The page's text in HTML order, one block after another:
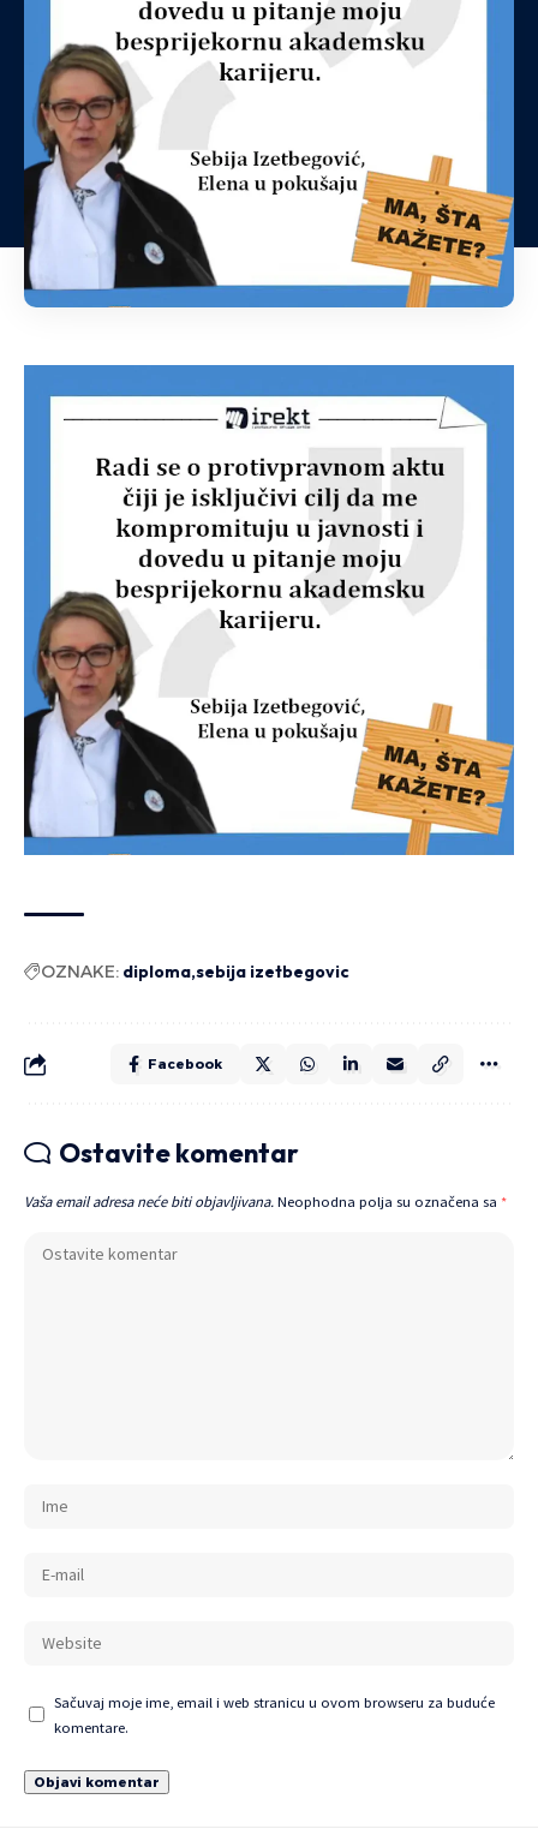
OZNAKE: diploma sebija izetbegovic
Facebook
Ostavite komentar
Vaša email adresa neće biti objavljivana. Neophodna polja su označena sa *
Sačuvaj moje ime, email i web stranicu u ovom browseru za buduće
komentare.